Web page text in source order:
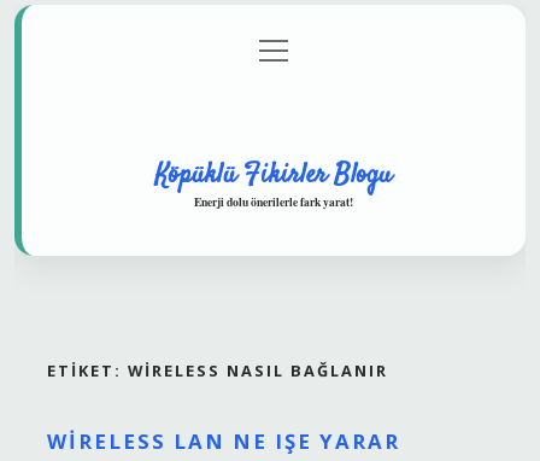
Gizlilik Politikası
menüyü
aç
Köpüklü Fikirler Blogu
Enerji dolu önerilerle fark yarat!
ETIKET: WIRELESS NASIL BAĞLANIR
WIRELESS LAN NE IŞE YARAR